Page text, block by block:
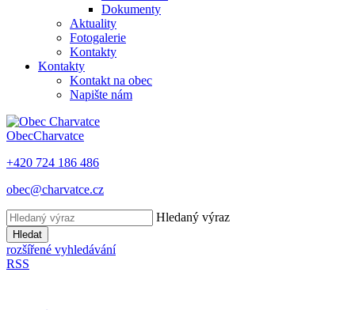
Dokumenty
Aktuality
Fotogalerie
Kontakty
Kontakty
Kontakt na obec
Napište nám
ObecCharvatce
+420 724 186 486
obec@charvatce.cz
Hledaný výraz
Hledat
rozšířené vyhledávání
RSS